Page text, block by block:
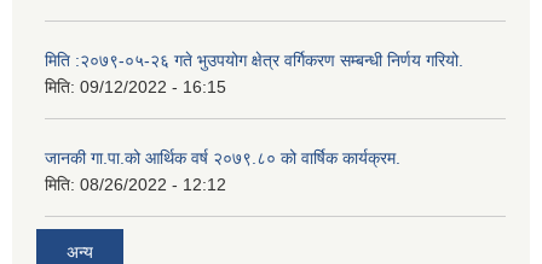
मिति :२०७९-०५-२६ गते भुउपयोग क्षेत्र वर्गिकरण सम्बन्धी निर्णय गरियो.
मिति: 09/12/2022 - 16:15
जानकी गा.पा.को आर्थिक वर्ष २०७९.८० को वार्षिक कार्यक्रम.
मिति: 08/26/2022 - 12:12
अन्य